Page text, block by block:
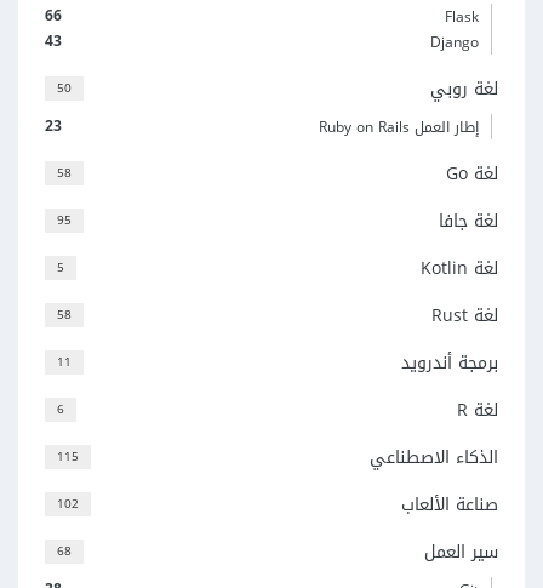
66
Flask
43
Django
50 لغة روبي
23 إطار العمل Ruby on Rails
58 لغة Go
95 لغة جافا
5 لغة Kotlin
58 لغة Rust
11 برمجة أندرويد
6 لغة R
115 الذكاء الاصطناعي
102 صناعة الألعاب
68 سير العمل